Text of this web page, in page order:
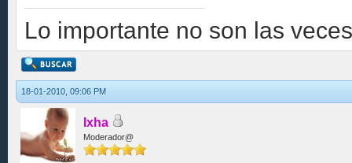
Lo importante no son las
18-01-2010, 09:06 PM
Ixha
Moderador@